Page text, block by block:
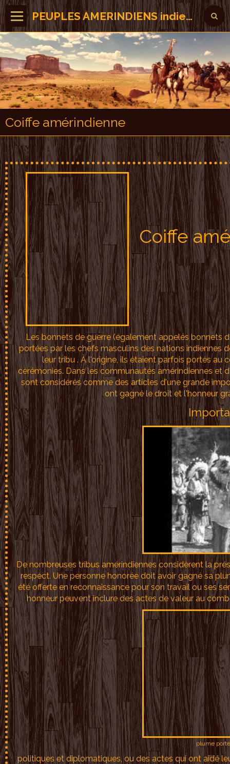
PEUPLES AMERINDIENS indiens des Amérique
Coiffe amérindienne
Coiffe
Les bonnets de guerre (également appelés bonnets
portées par les chefs masculins des nations indiennes
leur tribu . À l'origine, ils étaient parfois portés
cérémonies. Dans les communautés amérindiennes et
sont considérés comme des articles d'une grande
ont gagné le droit et l'honneur
De nombreuses tribus amérindiennes considèrent la
respect. Une personne honorée doit avoir gagné sa
été offerte en reconnaissance pour son travail ou ses
honneur peuvent inclure des actes de valeur au
plume
politiques et diplomatiques, ou des actes qui ont aidé